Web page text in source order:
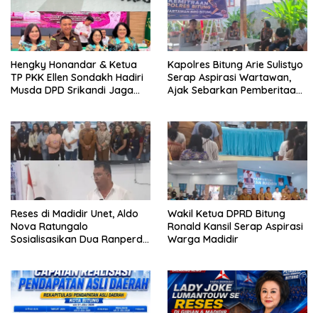
r
u
)
b
a
r
u
)
Hengky Honandar & Ketua
TP PKK Ellen Sondakh Hadiri
Musda DPD Srikandi Jaga
Kapolres Bitung Arie Sulistyo
Serap Aspirasi Wartawan,
Ajak Sebarkan Pemberitaan
Reses di Madidir Unet, Aldo
Nova Ratungalo
Sosialisasikan Dua Ranperda
Wakil Ketua DPRD Bitung
Ronald Kansil Serap Aspirasi
Warga Madidir